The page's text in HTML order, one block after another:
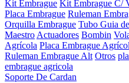
Kit Embrague Kit Embrague C/
Placa Embrague Ruleman
Orquilla Embrague Tubo Guia
Maestro Actuadores Bombin
Agrícola Placa Embrague
Ruleman Embrague Alt Otros
embrague agricola
Soporte De Cardan